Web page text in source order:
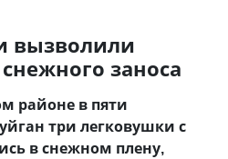
вызволили
заноса
районе в пяти
три легковушки с
в снежном плену,